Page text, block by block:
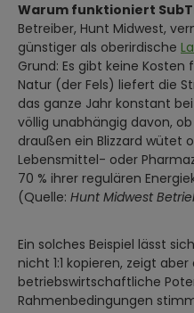
Warum funktioniert
Betreiber, Hunt Midwest,
günstiger als oberirdische
Grund: Es gibt keine
Natur (der Fels) liefert die
das ganze Jahr konstant bei
völlig unabhängig davon,
draußen ein Blizzard wütet
Lebensmittel- oder
70 % ihrer regulären
(Quelle: Hunt Midwest
Ein solches Beispiel lässt
nicht 1:1 kopieren, zeigt
betriebswirtschaftliche
Rahmenbedingungen